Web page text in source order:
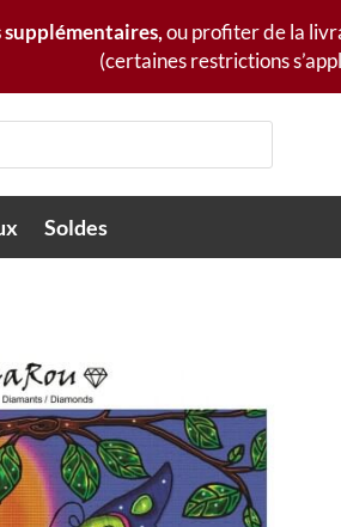
supplémentaires,ou profiter de la
(certaines restrictions
Soldes